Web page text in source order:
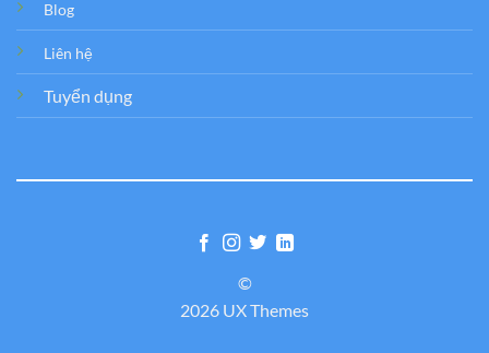
Blog
Liên hệ
Tuyển dụng
©
2026 UX Themes